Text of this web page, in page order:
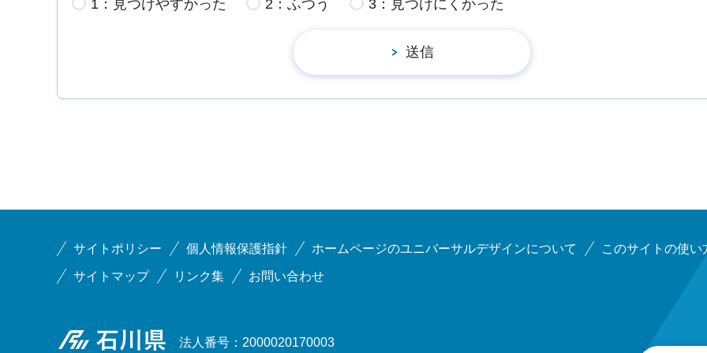
1：見つけやすかった 2：ふつう 3：見つけにくかった
サイトポリシー 個人情報保護指針 ホームページのユニバーサルデザインについて このサイトの使い
サイトマップ リンク集 お問い合わせ
石川県 法人番号：2000020170003